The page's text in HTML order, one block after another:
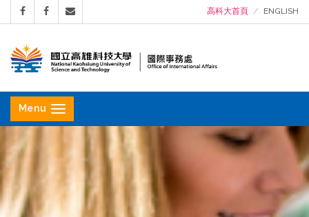
高科大首頁 ENGLISH
立
高
雄
科
技
大
Menu